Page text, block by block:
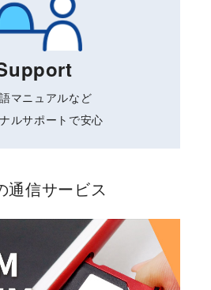
マニュアルなど
ルサポートで安心
通信サービス